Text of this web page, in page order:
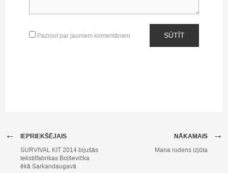
Paziņot par jauniem komentāriem SŪTĪT
IEPRIEKŠĒJAIS
←
SURVIVAL KIT 2014 bijušās
tekstilfabrikas Boļševička
ēkā Sarkandaugavā
NĀKAMAIS →
Mana rudens izjūta